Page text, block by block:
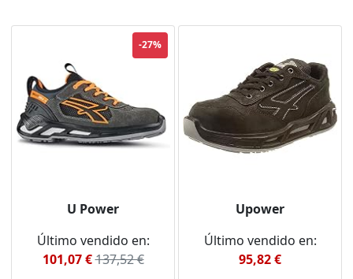
-27%
U Power
Último vendido en:
101,07 €137,52 €
Upower
Último vendido en:
95,82 €